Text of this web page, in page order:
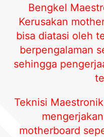
Bengkel
Kerusakan
bisa diatasi oleh
berpengalaman
sehingga
Teknisi
motherboard